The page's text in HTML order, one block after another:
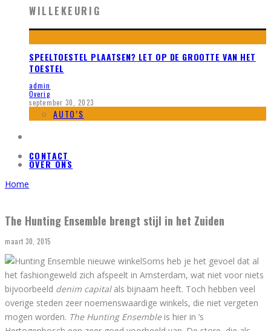
WILLEKEURIG
SPEELTOESTEL PLAATSEN? LET OP DE GROOTTE VAN HET
TOESTEL
admin
Overig
september 30, 2023
AUTO’S
CONTACT
OVER ONS
Home
The Hunting Ensemble brengt stijl in het Zuiden
maart 30, 2015
Soms heb je het gevoel dat al
het fashiongeweld zich afspeelt in Amsterdam, wat niet voor niets
bijvoorbeeld denim capitalals bijnaam heeft. Toch hebben veel
overige steden zeer noemenswaardige winkels, die niet vergeten
mogen worden. The Hunting Ensembleis hier in ’s